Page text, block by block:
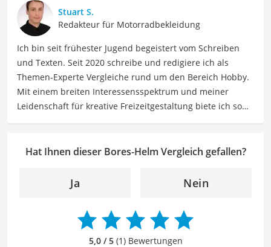
Kanälen auf "Kettenöl und Ravioli". Meli kennt die
Herausforderungen, die Motorradfahrer auf Reisen
erwarten, aus erster Hand, und kann fundierte
Empfehlungen geben, die nicht nur Theorie sind, sondern
in der Praxis getestet wurden. In seiner Freizeit findet er
außerdem Ausgleich beim Sport: Joggen und Marathon
Laufen und Wandern in den Bergen.
Der Bores-Helm-Vergleich ist aus unserer Sicht besonders
Stuart S.
Redakteur für Motorradbekleidung
Ich bin seit frühester Jugend begeistert vom Schreiben
und Texten. Seit 2020 schreibe und redigiere ich als
Themen-Experte Vergleiche rund um den Bereich Hobby.
Mit einem breiten Interessensspektrum und meiner
Leidenschaft für kreative Freizeitgestaltung biete ich so
Anleitungen, Produktvergleiche sowie auch Tipps, um
Interessen zu entdecken, zu vertiefen wie auch neue
Hobbys auszuprobieren.
empfehlenswert für Motorradfahrerund Biker
Hat Ihnen dieser Bores-Helm Vergleich gefallen?
Ja Nein
5,0 / 5(1) Bewertungen